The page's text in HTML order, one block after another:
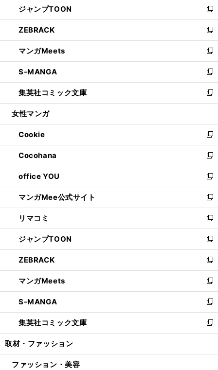
く
で
開
く
ド
ウ
で
開
く
ィ
ン
ド
ウ
で
開
く
い
ウ
ィ
ン
ド
ウ
で
開
く
ジャンプTOON
新
し
い
ウ
ィ
ン
ド
ウ
で
開
ZEBRACK
新
し
い
ウ
ィ
ン
ド
ウ
開
く
マンガMeets
新
し
い
ウ
ィ
ン
ウ
で
開
く
S-MANGA
新
し
い
ウ
ン
ド
ウ
で
開
く
集英社コミック文庫
新
し
ウ
ィ
ン
ド
ウ
で
開
く
女性マンガ
Cookie
新
し
い
ウ
ィ
ン
ド
ウ
で
開
く
Cocohana
新
し
い
ウ
ィ
ン
ド
ウ
で
開
く
office YOU
新
し
い
ウ
ィ
ン
ド
ウ
で
開
く
マンガMee公式サイト
新
し
い
ウ
ィ
ン
ド
ウ
で
開
く
リマコミ
新
し
い
ウ
ィ
ン
ド
ウ
で
開
く
ジャンプTOON
新
し
い
ウ
ィ
ン
ド
ウ
で
開
ZEBRACK
新
し
い
ウ
ィ
ン
ド
ウ
開
マンガMeets
新
し
い
ウ
ィ
ン
ウ
S-MANGA
新
し
い
ウ
ン
集英社コミック文庫
新
し
ウ
取材・ファッション
ファッション・美容